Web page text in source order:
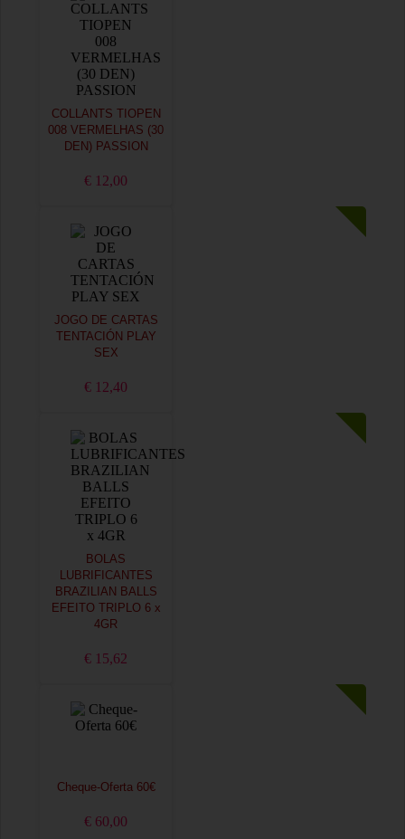
COLLANTS TIOPEN
008 VERMELHAS (30
DEN) PASSION
€ 12,00
JOGO DE CARTAS
TENTACIÓN PLAY
SEX
€ 12,40
BOLAS
LUBRIFICANTES
BRAZILIAN BALLS
EFEITO TRIPLO 6 x
4GR
€ 15,62
Cheque-Oferta 60€
€ 60,00